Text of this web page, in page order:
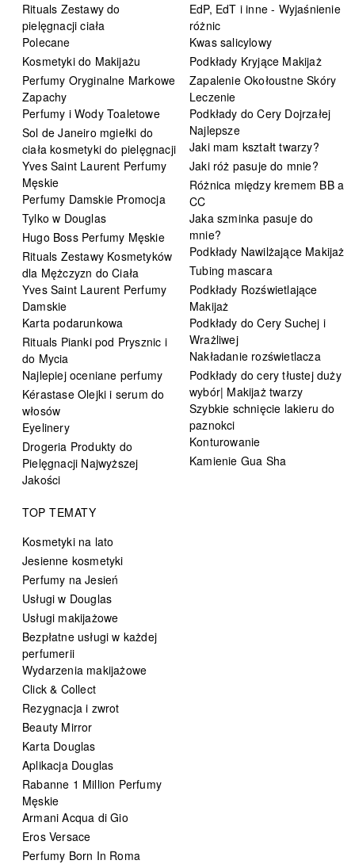
Rituals Zestawy do
pielęgnacji ciała
Polecane
Kosmetyki do Makijażu
Perfumy Oryginalne Markowe
Zapachy
Perfumy i Wody Toaletowe
Sol de Janeiro mgiełki do
ciała kosmetyki do pielęgnacji
Yves Saint Laurent Perfumy
Męskie
Perfumy Damskie Promocja
Tylko w Douglas
Hugo Boss Perfumy Męskie
Rituals Zestawy Kosmetyków
dla Mężczyzn do Ciała
Yves Saint Laurent Perfumy
Damskie
Karta podarunkowa
Rituals Pianki pod Prysznic i
do Mycia
Najlepiej oceniane perfumy
Kérastase Olejki i serum do
włosów
Eyelinery
Drogeria Produkty do
Pielęgnacji Najwyższej
Jakości
EdP, EdT i inne - Wyjaśnienie
różnic
Kwas salicylowy
Podkłady Kryjące Makijaż
Zapalenie Okołoustne Skóry
Leczenie
Podkłady do Cery Dojrzałej
Najlepsze
Jaki mam kształt twarzy?
Jaki róż pasuje do mnie?
Różnica między kremem BB a
CC
Jaka szminka pasuje do
mnie?
Podkłady Nawilżające Makijaż
Tubing mascara
Podkłady Rozświetlające
Makijaż
Podkłady do Cery Suchej i
Wrażliwej
Nakładanie rozświetlacza
Podkłady do cery tłustej duży
wybór| Makijaż twarzy
Szybkie schnięcie lakieru do
paznokci
Konturowanie
Kamienie Gua Sha
TOP TEMATY
Kosmetyki na lato
Jesienne kosmetyki
Perfumy na Jesień
Usługi w Douglas
Usługi makijażowe
Bezpłatne usługi w każdej
perfumerii
Wydarzenia makijażowe
Click & Collect
Rezygnacja i zwrot
Beauty Mirror
Karta Douglas
Aplikacja Douglas
Rabanne 1 Million Perfumy
Męskie
Armani Acqua di Gio
Eros Versace
Perfumy Born In Roma